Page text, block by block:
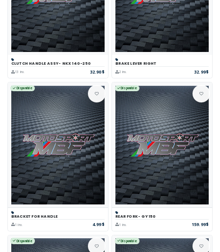
CLUTCH HANDLE ASSY- NKX 140-250
13 inv. 32.90$
BRAKE LEVER RIGHT
2 inv. 32.99$
Disponible
BRACKET FOR HANDLE
1 inv. 4.99$
Disponible
REAR FORK- GY 150
1 inv. 159.99$
Disponible Disponible